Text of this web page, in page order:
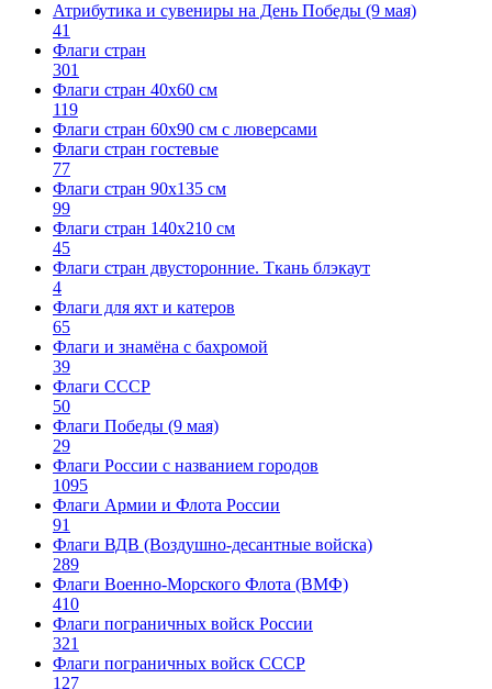
Атрибутика и сувениры на День Победы (9 мая)
41
Флаги стран
301
Флаги стран 40х60 см
119
Флаги стран 60x90 см с люверсами
Флаги стран гостевые
77
Флаги стран 90х135 см
99
Флаги стран 140х210 см
45
Флаги стран двусторонние. Ткань блэкаут
4
Флаги для яхт и катеров
65
Флаги и знамёна с бахромой
39
Флаги СССР
50
Флаги Победы (9 мая)
29
Флаги России с названием городов
1095
Флаги Армии и Флота России
91
Флаги ВДВ (Воздушно-десантные войска)
289
Флаги Военно-Морского Флота (ВМФ)
410
Флаги пограничных войск России
321
Флаги пограничных войск СССР
127